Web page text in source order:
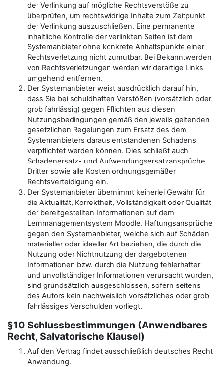
der Verlinkung auf mögliche Rechtsverstöße zu
überprüfen, um rechtswidrige Inhalte zum Zeitpunkt
der Verlinkung auszuschließen. Eine permanente
inhaltliche Kontrolle der verlinkten Seiten ist dem
Systemanbieter ohne konkrete Anhaltspunkte einer
Rechtsverletzung nicht zumutbar. Bei Bekanntwerden
von Rechtsverletzungen werden wir derartige Links
umgehend entfernen.
Der Systemanbieter weist ausdrücklich darauf hin,
dass Sie bei schuldhaften Verstößen (vorsätzlich oder
grob fahrlässig) gegen Pflichten aus diesen
Nutzungsbedingungen gemäß den jeweils geltenden
gesetzlichen Regelungen zum Ersatz des dem
Systemanbieters daraus entstandenen Schadens
verpflichtet werden können. Dies schließt auch
Schadenersatz- und Aufwendungsersatzansprüche
Dritter sowie alle Kosten ordnungsgemäßer
Rechtsverteidigung ein.
Der Systemanbieter übernimmt keinerlei Gewähr für
die Aktualität, Korrektheit, Vollständigkeit oder Qualität
der bereitgestellten Informationen auf dem
Lernmanagementsystem Moodle. Haftungsansprüche
gegen den Systemanbieter, welche sich auf Schäden
materieller oder ideeller Art beziehen, die durch die
Nutzung oder Nichtnutzung der dargebotenen
Informationen bzw. durch die Nutzung fehlerhafter
und unvollständiger Informationen verursacht wurden,
sind grundsätzlich ausgeschlossen, sofern seitens
des Autors kein nachweislich vorsätzliches oder grob
fahrlässiges Verschulden vorliegt.
§10 Schlussbestimmungen (Anwendbares
Recht, Salvatorische Klausel)
Auf den Vertrag findet ausschließlich deutsches Recht
Anwendung.